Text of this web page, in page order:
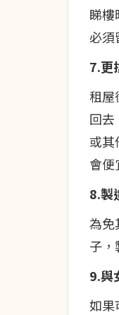
睇樓
必須
7.更
租屋
回
或其
會便
8.製
為免
子，
9.與
如果